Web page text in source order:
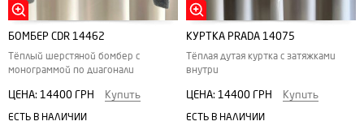
БОМБЕР CDR 14462
Тёплый шерстяной бомбер с
монограммой по диагонали
ЦЕНА: 14400 ГРН Купить
ЕСТЬ В НАЛИЧИИ
КУРТКА PRADA 14075
Тёплая дутая куртка с затяжками
внутри
ЦЕНА: 14400 ГРН Купить
ЕСТЬ В НАЛИЧИИ